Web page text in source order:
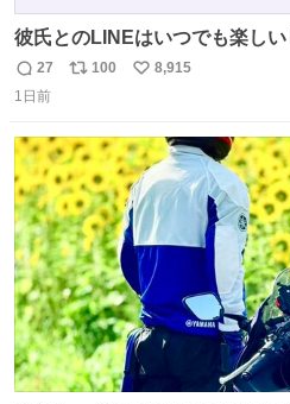
彼氏とのLINEはいつでも楽し
かったLINEは無限にあるけど(
送りあってたし)最近嬉しかった
返
信
27
リ
ト
数
100
い
数
8,915
1日前